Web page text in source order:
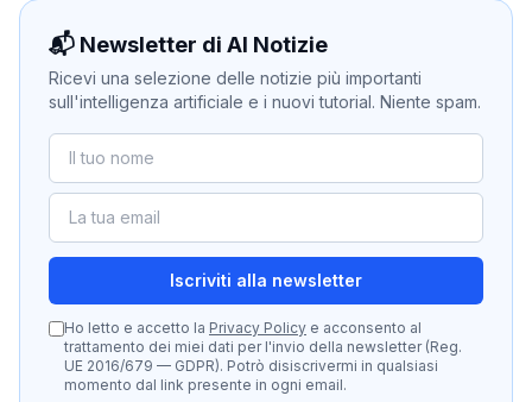
📬 Newsletter di AI Notizie
Ricevi una selezione delle notizie più importanti
sull'intelligenza artificiale e i nuovi tutorial. Niente spam.
Iscriviti alla newsletter
Ho letto e accetto la Privacy Policy e acconsento al
trattamento dei miei dati per l'invio della newsletter (Reg.
UE 2016/679 — GDPR). Potrò disiscrivermi in qualsiasi
momento dal link presente in ogni email.